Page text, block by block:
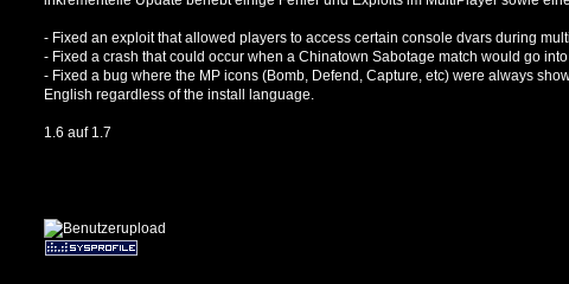
- Fixed an exploit that allowed players to access certain console dvars during
- Fixed a crash that could occur when a Chinatown Sabotage match would go
- Fixed a bug where the MP icons (Bomb, Defend, Capture, etc) were always
English regardless of the install language.
1.6 auf 1.7